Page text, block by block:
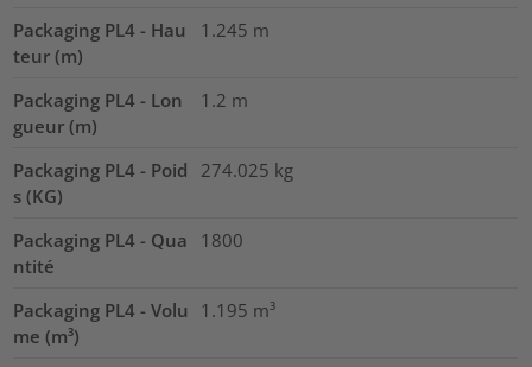
Packaging PL4 - Hau
teur (m)
1.245 m
Packaging PL4 - Lon
gueur (m)
1.2 m
Packaging PL4 - Poid
s (KG)
274.025 kg
Packaging PL4 - Qua
ntité
1800
Packaging PL4 - Volu
me (m³)
1.195 m³